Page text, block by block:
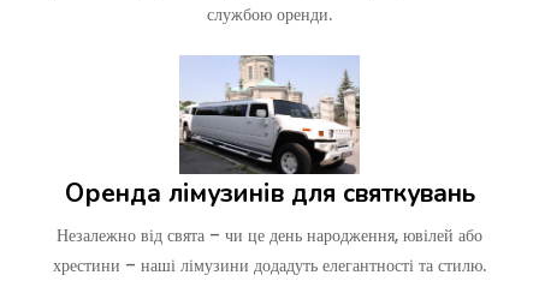
службою оренди.
Оренда лімузинів для святкувань
Незалежно від свята – чи це день народження, ювілей або
хрестини – наші лімузини додадуть елегантності та стилю.